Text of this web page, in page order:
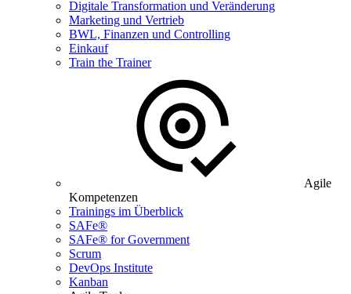
Digitale Transformation und Veränderung
Marketing und Vertrieb
BWL, Finanzen und Controlling
Einkauf
Train the Trainer
Agile
Kompetenzen
Trainings im Überblick
SAFe®
SAFe® for Government
Scrum
DevOps Institute
Kanban